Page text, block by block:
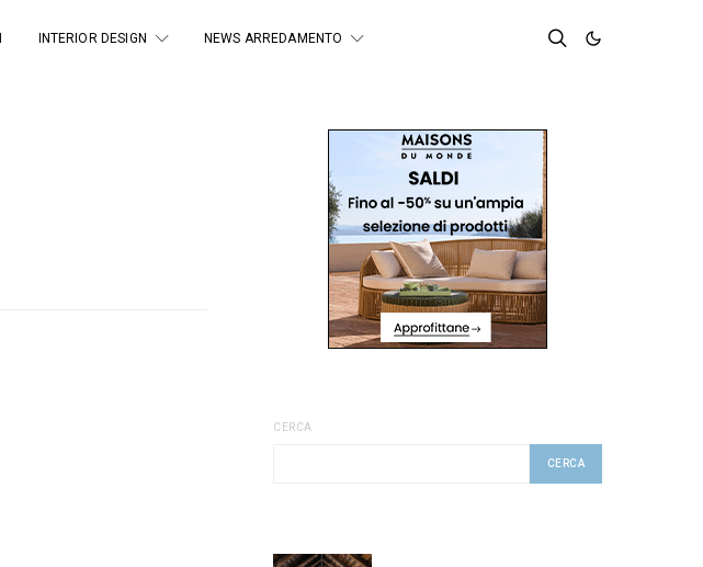
INTERIOR DESIGN NEWS ARREDAMENTO
CERCA
CERCA